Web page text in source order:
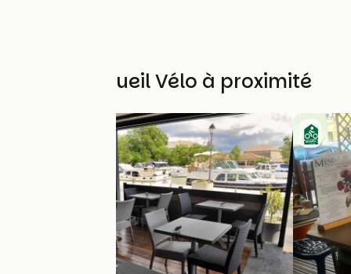
Autres Accueil Vélo à proximité